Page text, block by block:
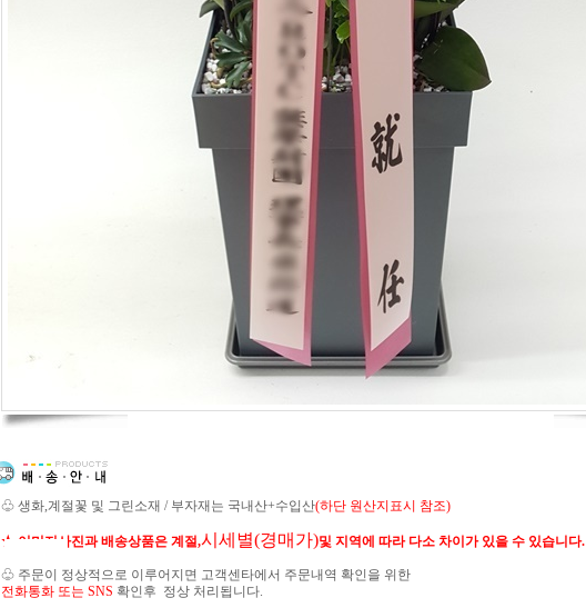
♧ 생화,계절꽃 및 그린소재 / 부자재는 국내산+수입산(하단 원산지표시 참조)
★ 이미지사진과 배송상품은 계절,시세별(경매가)및 지역에 따라 다소 차이가 있을 수 있습니다.
♧ 주문이 정상적으로 이루어지면 고객센타에서 주문내역 확인을 위한
전화통화 또는 SNS 확인후 정상 처리됩니다.